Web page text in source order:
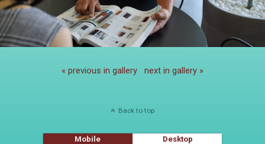
« previous in gallery next in gallery »
Back to top
Mobile Desktop